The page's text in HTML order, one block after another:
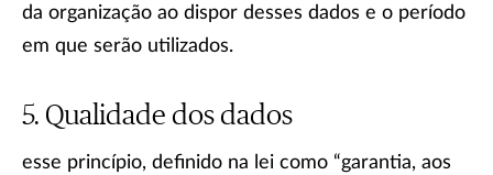
da organização ao dispor desses dados e o período
em que serão utilizados.
Qualidade dos dados
esse princípio, definido na lei como “garantia, aos